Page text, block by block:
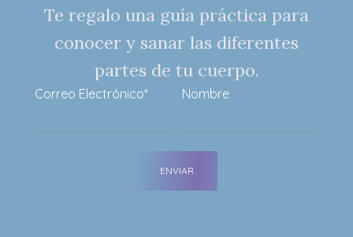
Te regalo una guía práctica para
conocer y sanar las diferentes
partes de tu cuerpo.
Correo Electrónico* Nombre